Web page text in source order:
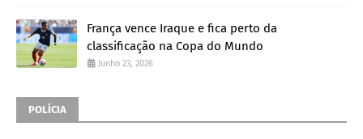
França vence Iraque e fica perto da
classificação na Copa do Mundo
Junho 23, 2026
POLÍCIA